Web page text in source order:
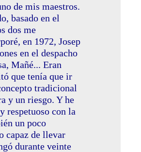
de mis maestros.
basado en el
dos me
en 1972, Josep
en el despacho
Mañé... Eran
que tenía que ir
tradicional
y un riesgo. Y he
respetuoso con la
un poco
capaz de llevar
durante veinte